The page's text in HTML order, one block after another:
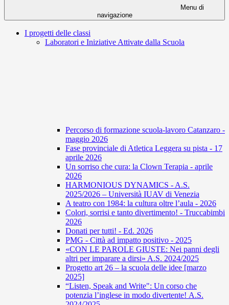
Menu di
navigazione
I progetti delle classi
Laboratori e Iniziative Attivate dalla Scuola
Percorso di formazione scuola-lavoro Catanzaro -
maggio 2026
Fase provinciale di Atletica Leggera su pista - 17
aprile 2026
Un sorriso che cura: la Clown Terapia - aprile
2026
HARMONIOUS DYNAMICS - A.S.
2025/2026 – Università IUAV di Venezia
A teatro con 1984: la cultura oltre l’aula - 2026
Colori, sorrisi e tanto divertimento! - Truccabimbi
2026
Donati per tutti! - Ed. 2026
PMG - Città ad impatto positivo - 2025
«CON LE PAROLE GIUSTE: Nei panni degli
altri per imparare a dirsi» A.S. 2024/2025
Progetto art 26 – la scuola delle idee [marzo
2025]
“Listen, Speak and Write": Un corso che
potenzia l’inglese in modo divertente! A.S.